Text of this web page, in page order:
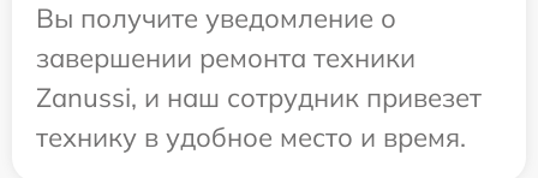
Вы получите уведомление о
завершении ремонта техники
Zanussi, и наш сотрудник привезет
технику в удобное место и время.